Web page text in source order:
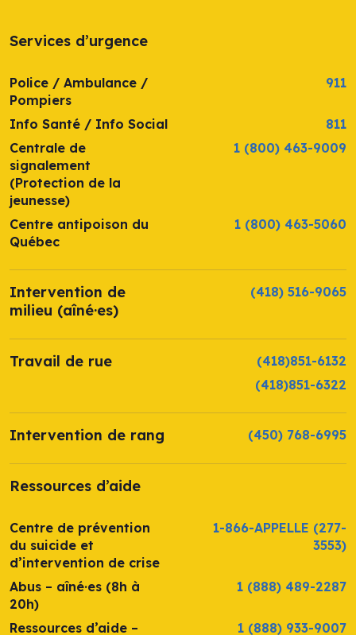
Services d’urgence
Police / Ambulance /
Pompiers
911
Info Santé / Info Social
811
Centrale de
signalement
(Protection de la
jeunesse)
1 (800) 463-9009
Centre antipoison du
Québec
1 (800) 463-5060
Intervention de
milieu (aîné·es)
(418) 516-9065
Travail de rue
(418)851-6132
(418)851-6322
Intervention de rang (450) 768-6995
Ressources d’aide
Centre de prévention
du suicide et
d’intervention de crise
1-866-APPELLE (277-
3553)
Abus – aîné·es (8h à
20h)
1 (888) 489-2287
Ressources d’aide – 1 (888) 933-9007